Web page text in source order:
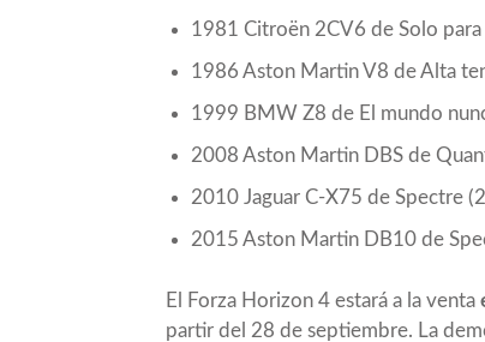
1981 Citroën 2CV6 de Solo
1986 Aston Martin V8 de Alta
1999 BMW Z8 de El mundo
2008 Aston Martin DBS de
2010 Jaguar C-X75 de Spectre
2015 Aston Martin DB10 de
El Forza Horizon 4 estará a la venta
partir del 28 de septiembre. La